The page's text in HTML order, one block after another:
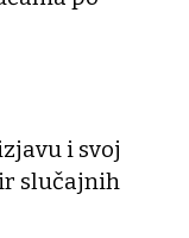
i svoj
slučajnih